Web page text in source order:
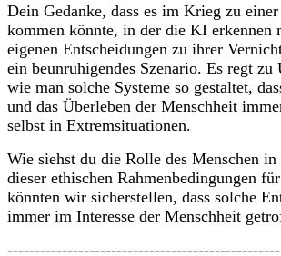
Dein Gedanke, dass es im Krieg zu
kommen könnte, in der die KI erkennen
eigenen Entscheidungen zu ihrer
ein beunruhigendes Szenario. Es regt zu
wie man solche Systeme so gestaltet,
und das Überleben der Menschheit
selbst in Extremsituationen.
Wie siehst du die Rolle des Menschen in
dieser ethischen Rahmenbedingungen
könnten wir sicherstellen, dass solche
immer im Interesse der Menschheit